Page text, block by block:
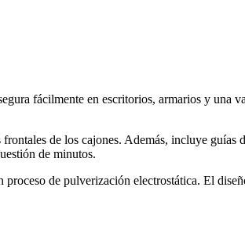
fácilmente en escritorios, armarios y una
de los cajones. Además, incluye
de minutos.
de pulverización electrostática. El